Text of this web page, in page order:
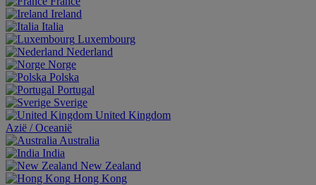
Ireland
Italia
Luxembourg
Nederland
Norge
Polska
Portugal
Sverige
United Kingdom
Aziё / Oceaniё
Australia
India
New Zealand
Hong Kong